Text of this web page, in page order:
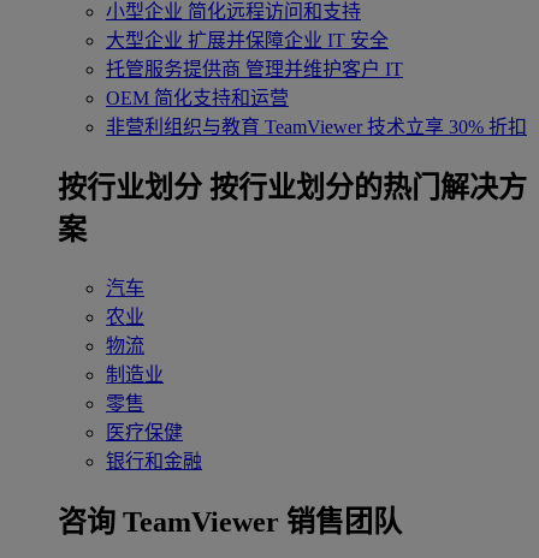
小型企业 简化远程访问和支持
大型企业 扩展并保障企业 IT 安全
托管服务提供商 管理并维护客户 IT
OEM 简化支持和运营
非营利组织与教育 TeamViewer 技术立享 30% 折扣
‌按行业划分 按行业划分的热门解决方
案
汽车
农业
物流
制造业
零售
医疗保健
银行和金融
咨询 TeamViewer 销售团队